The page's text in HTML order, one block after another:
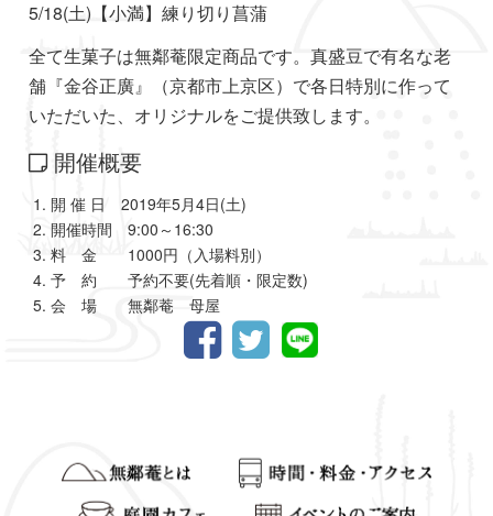
5/18(土)【小満】練り切り菖蒲
全て生菓子は無鄰菴限定商品です。真盛豆で有名な老
舗『金谷正廣』（京都市上京区）で各日特別に作って
いただいた、オリジナルをご提供致します。
開催概要
開 催 日 2019年5月4日(土)
開催時間 9:00～16:30
料 金 1000円（入場料別）
予 約 予約不要(先着順・限定数)
会 場 無鄰菴 母屋